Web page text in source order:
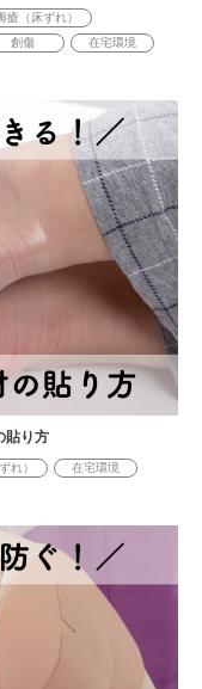
瘡（床ずれ）
創傷 在宅環境
貼り方
れ） 在宅環境